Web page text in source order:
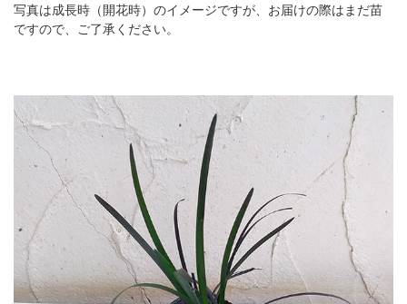
写真は成長時（開花時）のイメージですが、お届けの際はまだ苗
ですので、ご了承ください。